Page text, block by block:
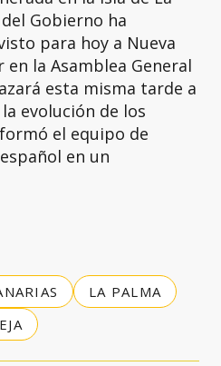
Gobierno ha
para hoy a Nueva
la Asamblea General
esta misma tarde a
evolución de los
el equipo de
en un
LA PALMA